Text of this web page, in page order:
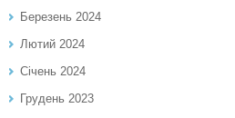
Березень 2024
Лютий 2024
Січень 2024
Грудень 2023